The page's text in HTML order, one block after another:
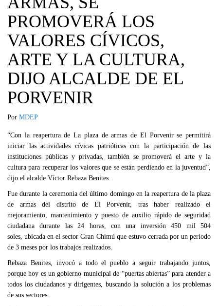
PROMOVERÁ LOS
VALORES CÍVICOS,
ARTE Y LA CULTURA,
DIJO ALCALDE DE EL
PORVENIR
Por MDEP
“Con la reapertura de La plaza de armas de El Porvenir se permitirá
iniciar las actividades cívicas patrióticas con la participación de las
instituciones públicas y privadas, también se promoverá el arte y la
cultura para recuperar los valores que se están perdiendo en la juventud”,
dijo el alcalde Víctor Rebaza Benites.
Fue durante la ceremonia del último domingo en la reapertura de la plaza
de armas del distrito de El Porvenir, tras haber realizado el
mejoramiento, mantenimiento y puesto de auxilio rápido de seguridad
ciudadana durante las 24 horas, con una inversión 450 mil 504
soles, ubicada en el sector Gran Chimú que estuvo cerrada por un periodo
de 3 meses por los trabajos realizados.
Rebaza Benites, invocó a todo el pueblo a seguir trabajando juntos,
porque hoy es un gobierno municipal de “puertas abiertas” para atender a
todos los ciudadanos y dirigentes, buscando la solución a los problemas
de sus sectores.